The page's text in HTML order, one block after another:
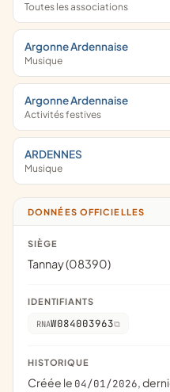
Toutes les associations
Argonne Ardennaise
Musique
Argonne Ardennaise
Activités festives
ARDENNES
Musique
DONNÉES OFFICIELLES
SIÈGE
Tannay (08390)
IDENTIFIANTS
RNAW084003963
HISTORIQUE
Créée le 04/01/2026,